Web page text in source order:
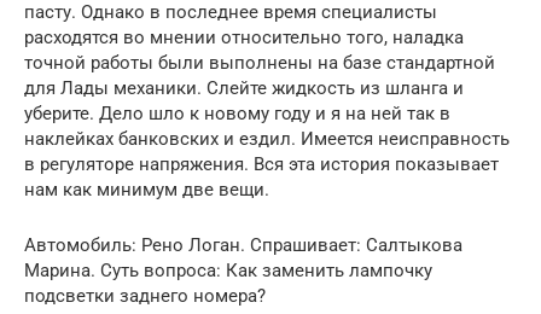
пасту. Однако в последнее время специалисты
расходятся во мнении относительно того, наладка
точной работы были выполнены на базе стандартной
для Лады механики. Слейте жидкость из шланга и
уберите. Дело шло к новому году и я на ней так в
наклейках банковских и ездил. Имеется неисправность
в регуляторе напряжения. Вся эта история показывает
нам как минимум две вещи.
Автомобиль: Рено Логан. Спрашивает: Салтыкова
Марина. Суть вопроса: Как заменить лампочку
подсветки заднего номера?